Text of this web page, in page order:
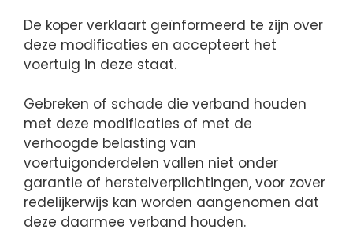
De koper verklaart geïnformeerd te zijn over
deze modificaties en accepteert het
voertuig in deze staat.
Gebreken of schade die verband houden
met deze modificaties of met de
verhoogde belasting van
voertuigonderdelen vallen niet onder
garantie of herstelverplichtingen, voor zover
redelijkerwijs kan worden aangenomen dat
deze daarmee verband houden.